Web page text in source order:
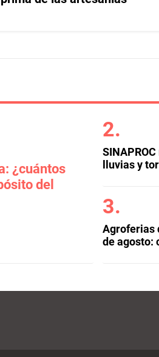
¿cuántos
del
lluvias y
Agroferias
de agosto: